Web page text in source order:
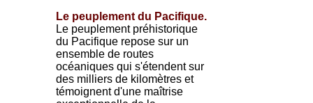
Le peuplement du Pacifique.
Le peuplement préhistorique
du Pacifique repose sur un
ensemble de routes
océaniques qui s'étendent sur
des milliers de kilomètres et
témoignent d'une maîtrise